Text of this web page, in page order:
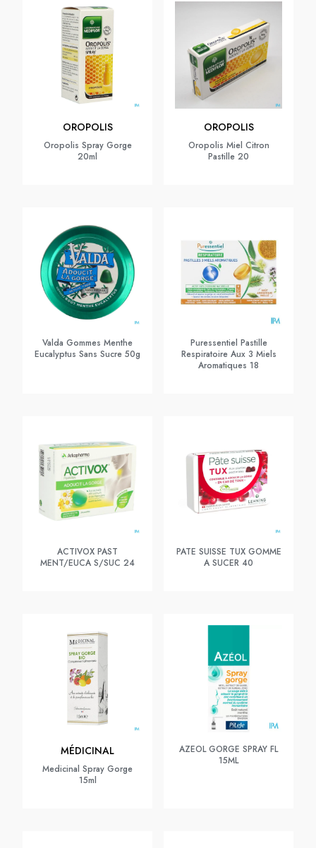
OROPOLIS
Oropolis Spray Gorge
20ml
OROPOLIS
Oropolis Miel Citron
Pastille 20
Valda Gommes Menthe
Eucalyptus Sans Sucre 50g
Puressentiel Pastille
Respiratoire Aux 3 Miels
Aromatiques 18
ACTIVOX PAST
MENT/EUCA S/SUC 24
PATE SUISSE TUX GOMME
A SUCER 40
MÉDICINAL
Medicinal Spray Gorge
15ml
AZEOL GORGE SPRAY FL
15ML